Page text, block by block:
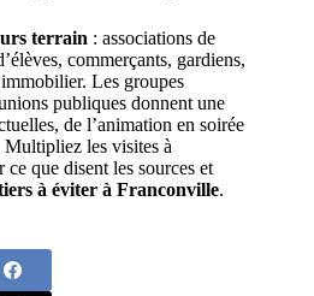
terrain : associations de
commerçants, gardiens,
Les groupes
publiques donnent une
de l’animation en soirée
Multipliez les visites à
que disent les sources et
à éviter à Franconville.